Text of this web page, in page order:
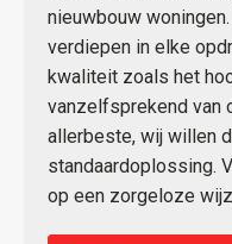
nieuwbouw
verdiepen in elke
kwaliteit zoals het
vanzelfsprekend van
allerbeste, wij willen
standaardoplossing.
op een zorgeloze